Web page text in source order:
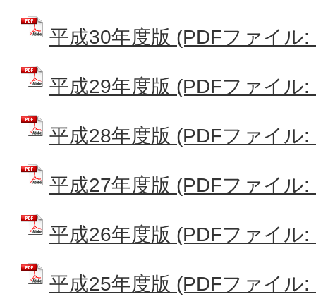
平成30年度版 (PDFファイル:
平成29年度版 (PDFファイル:
平成28年度版 (PDFファイル:
平成27年度版 (PDFファイル:
平成26年度版 (PDFファイル:
平成25年度版 (PDFファイル: